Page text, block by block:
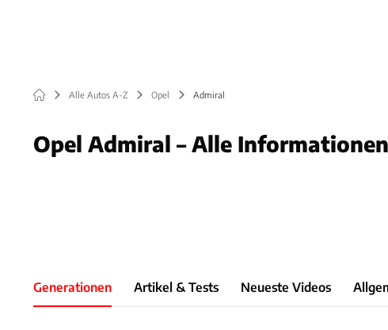
Alle Autos A-Z Opel Admiral
Opel Admiral – Alle
Generationen Artikel & Tests Neueste Videos